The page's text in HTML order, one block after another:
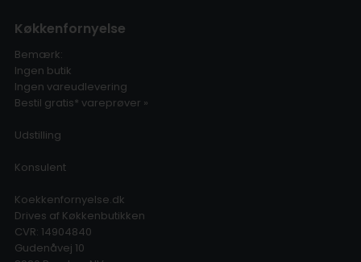
Køkkenfornyelse
Bemærk:
Ingen butik
Ingen vareudlevering
Bestil gratis* vareprøver »
Udstilling
Konsulent
Koekkenfornyelse.dk
Drives af Køkkenbutikken
CVR: 14904840
Gudenåvej 10